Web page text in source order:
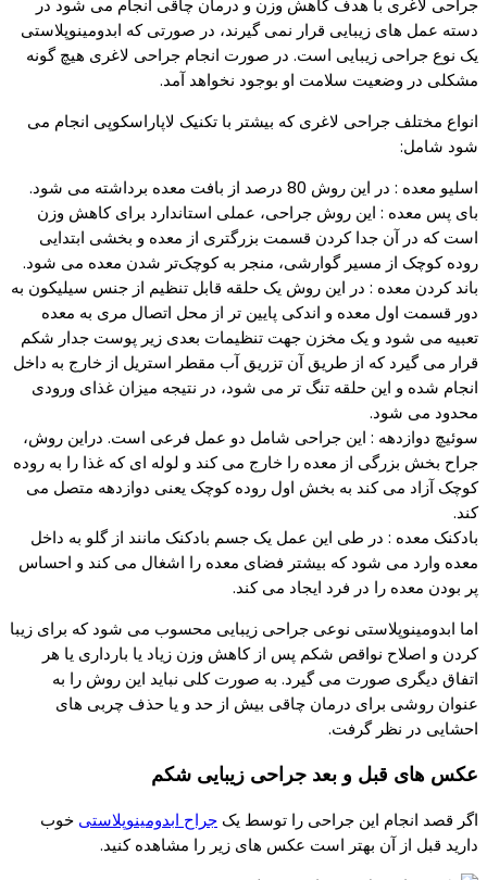
جراحی لاغری با هدف کاهش وزن و درمان چاقی انجام می شود در
دسته عمل های زیبایی قرار نمی گیرند، در صورتی که ابدومینوپلاستی
یک نوع جراحی زیبایی است. در صورت انجام جراحی لاغری هیچ گونه
مشکلی در وضعیت سلامت او بوجود نخواهد آمد.
انواع مختلف جراحی لاغری که بیشتر با تکنیک لاپاراسکوپی انجام می
شود شامل:
اسلیو معده : در این روش 80 درصد از بافت معده برداشته می شود.
بای پس معده : این روش جراحی، عملی استاندارد برای کاهش وزن
است که در آن جدا کردن قسمت‌ بزرگتری از معده و بخشی ابتدایی
روده کوچک از مسیر گوارشی، منجر به کوچک‌تر شدن معده می شود.
باند کردن معده : در این روش یک حلقه قابل تنظیم از جنس سیلیکون به
دور قسمت اول معده و اندکی پایین تر از محل اتصال مری به معده
تعبیه می شود و یک مخزن جهت تنظیمات بعدی زیر پوست جدار شکم
قرار می گیرد که از طریق آن تزریق آب مقطر استریل از خارج به داخل
انجام شده و این حلقه تنگ تر می شود، در نتیجه میزان غذای ورودی
محدود می شود.
سوئیچ دوازدهه : این جراحی شامل دو عمل فرعی است. دراین روش،
جراح بخش بزرگی از معده را خارج می کند و لوله ای که غذا را به روده
کوچک آزاد می کند به بخش اول روده کوچک یعنی دوازدهه متصل می
کند.
بادکنک معده : در طی این عمل یک جسم بادکنک مانند از گلو به داخل
معده وارد می شود که بیشتر فضای معده را اشغال می کند و احساس
پر بودن معده را در فرد ایجاد می کند.
اما ابدومینوپلاستی نوعی جراحی زیبایی محسوب می شود که برای زیبا
کردن و اصلاح نواقص شکم پس از کاهش وزن زیاد یا بارداری یا هر
اتفاق دیگری صورت می گیرد. به صورت کلی نباید این روش را به
عنوان روشی برای درمان چاقی بیش از حد و یا حذف چربی های
احشایی در نظر گرفت.
عکس های قبل و بعد جراحی زیبایی شکم
اگر قصد انجام این جراحی را توسط یک جراح ابدومینوپلاستی خوب
دارید قبل از آن بهتر است عکس های زیر را مشاهده کنید.